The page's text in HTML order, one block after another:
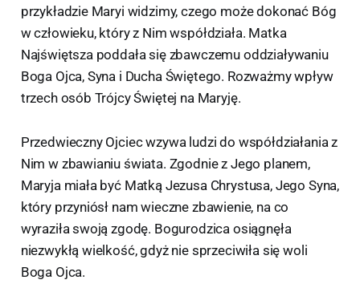
przykładzie Maryi widzimy, czego może dokonać Bóg
w człowieku, który z Nim współdziała. Matka
Najświętsza poddała się zbawczemu oddziaływaniu
Boga Ojca, Syna i Ducha Świętego. Rozważmy wpływ
trzech osób Trójcy Świętej na Maryję.
Przedwieczny Ojciec wzywa ludzi do współdziałania z
Nim w zbawianiu świata. Zgodnie z Jego planem,
Maryja miała być Matką Jezusa Chrystusa, Jego Syna,
który przyniósł nam wieczne zbawienie, na co
wyraziła swoją zgodę. Bogurodzica osiągnęła
niezwykłą wielkość, gdyż nie sprzeciwiła się woli
Boga Ojca.